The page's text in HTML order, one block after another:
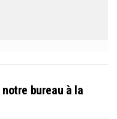
bureau à la